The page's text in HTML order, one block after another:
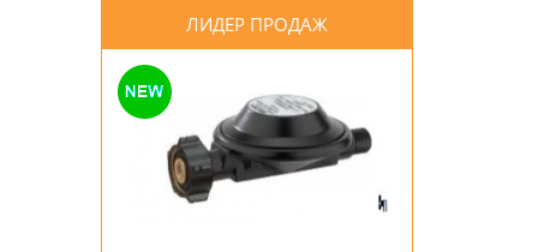
ЛИДЕР ПРОДАЖ